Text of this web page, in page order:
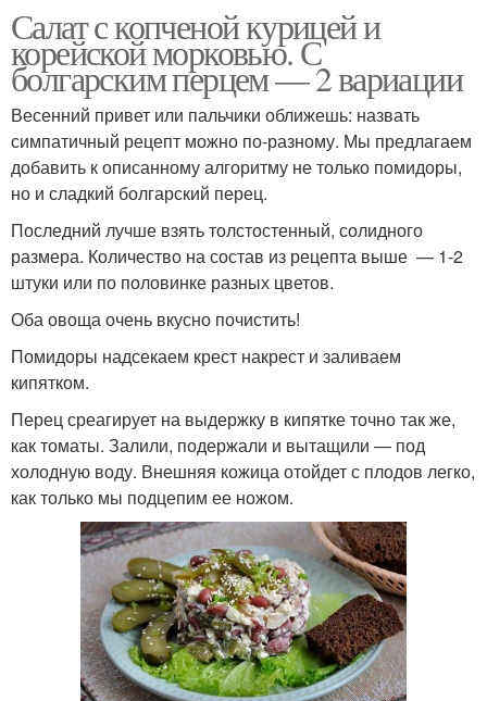
Салат из корейской
морковки
Салат с сыром
Салат с красной
салата
консервированной
сардины
Салаты из
консервированной
сардины
Арабский салат
Салат для мужчин Салат с куриным филе
Салат с копченой курицей и
корейской морковью. С
болгарским перцем — 2 вариации
Весенний привет или пальчики оближешь: назвать
симпатичный рецепт можно по-разному. Мы предлагаем
добавить к описанному алгоритму не только помидоры,
но и сладкий болгарский перец.
Последний лучше взять толстостенный, солидного
размера. Количество на состав из рецепта выше — 1-2
штуки или по половинке разных цветов.
Оба овоща очень вкусно почистить!
Помидоры надсекаем крест накрест и заливаем
кипятком.
Перец среагирует на выдержку в кипятке точно так же,
как томаты. Залили, подержали и вытащили — под
холодную воду. Внешняя кожица отойдет с плодов легко,
как только мы подцепим ее ножом.